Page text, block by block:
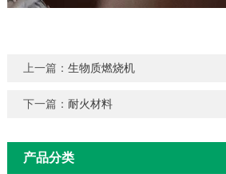
上一篇： 生物质燃烧机
下一篇： 耐火材料
产品分类